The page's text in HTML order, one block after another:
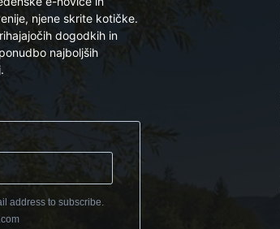
njene skrite kotičke.
dogodkih in
najboljših
address to subscribe.